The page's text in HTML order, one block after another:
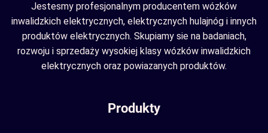
Jestesmy profesjonalnym producentem wózków
inwalidzkich elektrycznych, elektrycznych hulajnóg i innych
produktów elektrycznych. Skupiamy sie na badaniach,
rozwoju i sprzedaży wysokiej klasy wózków inwalidzkich
elektrycznych oraz powiazanych produktów.
Produkty